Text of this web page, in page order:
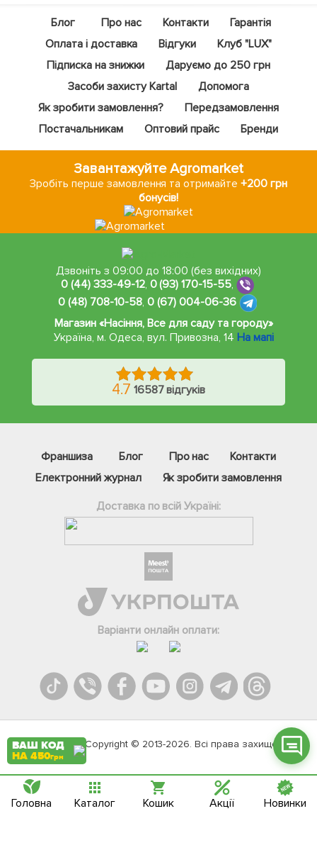
Блог Про нас Контакти
Гарантія
Оплата і доставка
Відгуки
Клуб "LUX"
Підписка на знижки
Даруємо до 250 грн
Засоби захисту Kartal
Допомога
Як зробити замовлення?
Передзамовлення
Постачальникам
Оптовий прайс Бренди
Завантажуйте Agromarket
Зробіть перше замовлення та отримайте+200 грн
бонусів!
Дзвоніть з 09:00 до 18:00 (без вихідних)
0 (44) 333-49-12, 0 (93) 170-15-55,
0 (48) 708-10-58, 0 (67) 004-06-36
Магазин «Насіння, Все для саду та городу»
Україна, м. Одеса,вул. Привозна, 14 На мапі
4.7 16587 відгуків
Франшиза Блог Про нас
Контакти
Електронний журнал
Як зробити замовлення
Доставка по всій Україні:
Варіанти онлайн оплати:
Agromarket.Copyright © 2013-2026. Всі права захищені
Телеграм
Вайбер
Онлайн чат
ВАШ КОД
НА 450грн
Головна Каталог Кошик Акції Новинки